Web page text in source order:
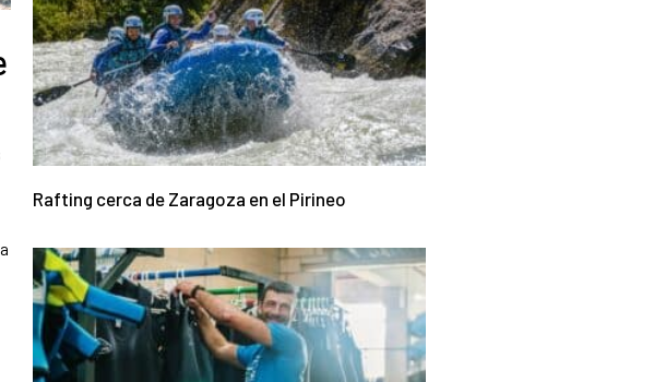
Rafting cerca de Zaragoza en el Pirineo